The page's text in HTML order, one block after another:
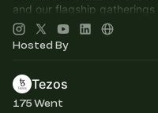
and our flagship
space for all things Tezos
Hosted By
Tezos
175 Went